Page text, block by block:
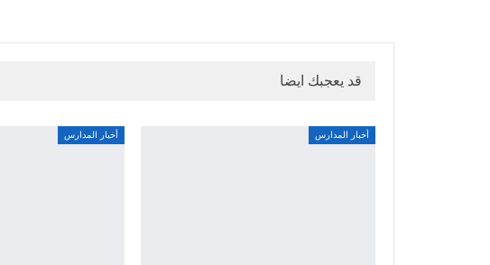
قد يعجبك ايضا
أخبار المدارس أخبار المدارس